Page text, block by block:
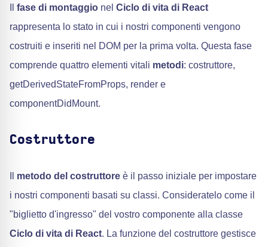
fase di montaggio nel Ciclo di vita di React
rappresenta lo stato in cui i nostri componenti vengono
costruiti e inseriti nel DOM per la prima volta. Questa fase
comprende quattro elementi vitali metodi: costruttore,
getDerivedStateFromProps, render e
componentDidMount.
Costruttore
metodo del costruttore è il passo iniziale per impostare
i nostri componenti basati su classi. Consideratelo come il
"biglietto d'ingresso" del vostro componente alla classe
Ciclo di vita di React. La funzione del costruttore gestisce